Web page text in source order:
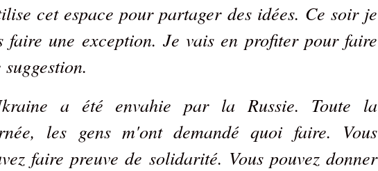
cet espace pour partager des idées. Ce soir je
faire une exception. Je vais en profiter pour faire
suggestion.
a été envahie par la Russie. Toute la
les gens m'ont demandé quoi faire. Vous
faire preuve de solidarité. Vous pouvez donner